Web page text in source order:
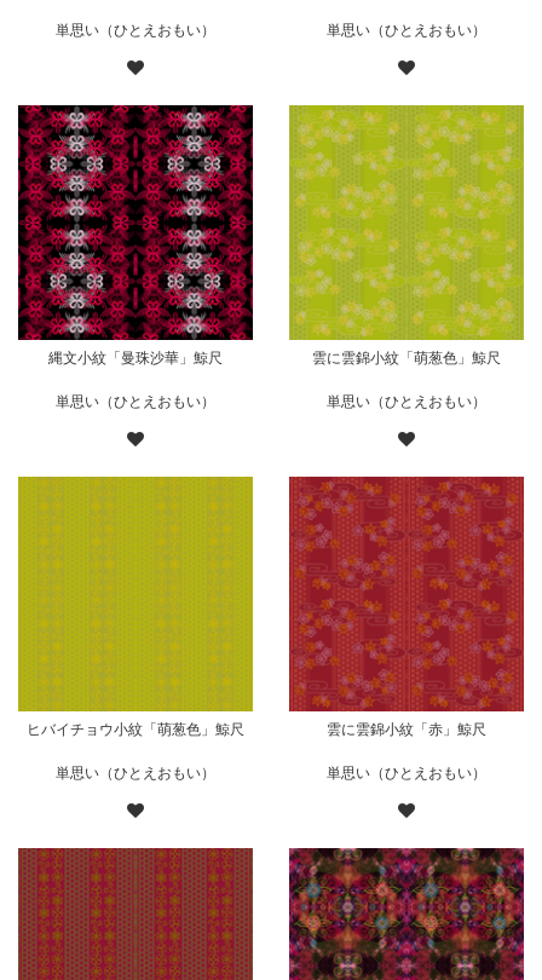
単思い（ひとえおもい） 単思い（ひとえおもい）
縄文小紋「曼珠沙華」鯨尺
単思い（ひとえおもい）
雲に雲錦小紋「萌葱色」鯨尺
単思い（ひとえおもい）
ヒバイチョウ小紋「萌葱色」鯨尺
単思い（ひとえおもい）
雲に雲錦小紋「赤」鯨尺
単思い（ひとえおもい）